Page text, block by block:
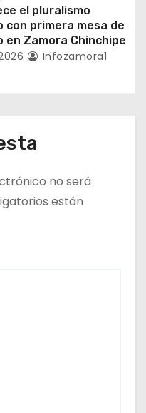
el pluralismo
con primera mesa de
en Zamora Chinchipe
Infozamora1
no será
están